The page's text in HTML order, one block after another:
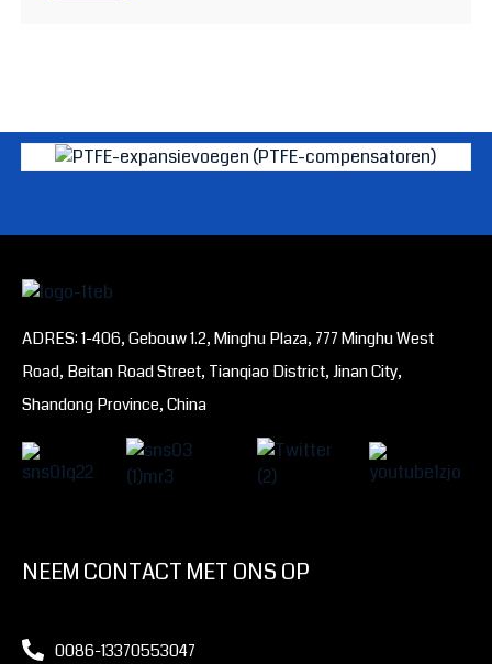
ADRES: 1-406, Gebouw 1.2, Minghu Plaza, 777 Minghu West
Road, Beitan Road Street, Tianqiao District, Jinan City,
Shandong Province, China
NEEM CONTACT MET ONS OP
0086-13370553047